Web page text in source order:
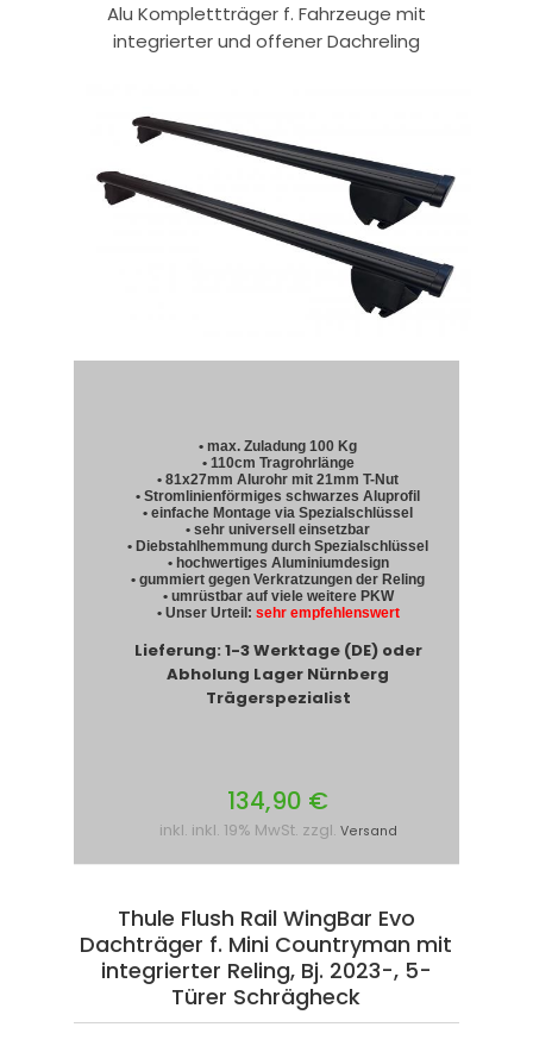
Alu Komplettträger f. Fahrzeuge mit
integrierter und offener Dachreling
• max. Zuladung 100 Kg
• 110cm Tragrohrlänge
• 81x27mm Alurohr mit 21mm T-Nut
• Stromlinienförmiges schwarzes Aluprofil
• einfache Montage via Spezialschlüssel
• sehr universell einsetzbar
• Diebstahlhemmung durch Spezialschlüssel
• hochwertiges Aluminiumdesign
• gummiert gegen Verkratzungen der Reling
• umrüstbar auf viele weitere PKW
• Unser Urteil: sehr empfehlenswert
Lieferung: 1-3 Werktage (DE) oder
Abholung Lager Nürnberg
Trägerspezialist
134,90 €
inkl. inkl. 19% MwSt. zzgl. Versand
Thule Flush Rail WingBar Evo
Dachträger f. Mini Countryman mit
integrierter Reling, Bj. 2023-, 5-
Türer Schrägheck